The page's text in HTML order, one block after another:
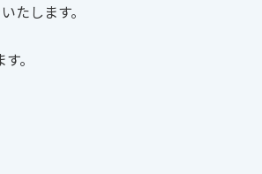
たします。
。